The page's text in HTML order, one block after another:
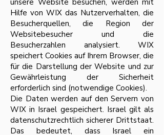
unsere Website besuchen, werden mit
Hilfe von WIX das Nutzerverhalten, die
Besucherquellen, die Region der
Websitebesucher und die
Besucherzahlen analysiert. WIX
speichert Cookies auf Ihrem Browser, die
für die Darstellung der Website und zur
Gewährleistung der Sicherheit
erforderlich sind (notwendige Cookies).
Die Daten werden auf den Servern von
WIX in Israel gespeichert. Israel gilt als
datenschutzrechtlich sicherer Drittstaat.
Das bedeutet, dass Israel ein